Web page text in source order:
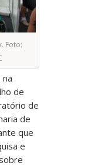
Foto:
de
de
de
que
e